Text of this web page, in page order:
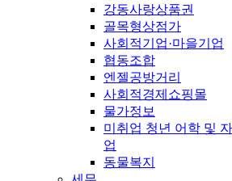
강동사랑상품권
골목형상점가
사회적기업·마을기업
협동조합
엔젤공방거리
사회적경제쇼핑몰
물가정보
미취업 청년 어학 및
업
동물복지